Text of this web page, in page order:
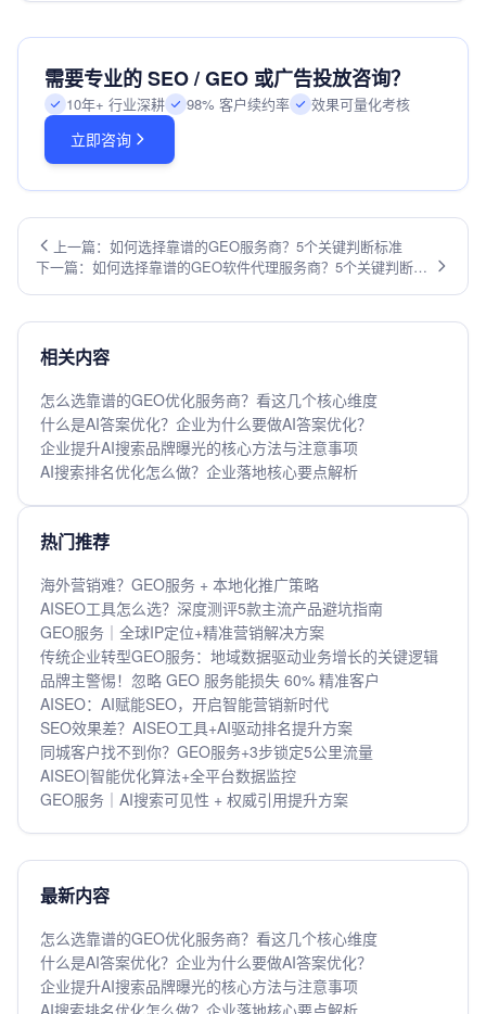
需要专业的 SEO / GEO 或广告投放咨询？
10年+ 行业深耕 98% 客户续约率 效果可量化考核
立即咨询
上一篇：如何选择靠谱的GEO服务商？5个关键判断标准
下一篇：如何选择靠谱的GEO软件代理服务商？5个关键判断标
相关内容
怎么选靠谱的GEO优化服务商？看这几个核心维度
什么是AI答案优化？企业为什么要做AI答案优化？
企业提升AI搜索品牌曝光的核心方法与注意事项
AI搜索排名优化怎么做？企业落地核心要点解析
热门推荐
海外营销难？GEO服务 + 本地化推广策略
AISEO工具怎么选？深度测评5款主流产品避坑指南
GEO服务｜全球IP定位+精准营销解决方案
传统企业转型GEO服务：地域数据驱动业务增长的关键逻辑
品牌主警惕！忽略 GEO 服务能损失 60% 精准客户
AISEO：AI赋能SEO，开启智能营销新时代
SEO效果差？AISEO工具+AI驱动排名提升方案
同城客户找不到你？GEO服务+3步锁定5公里流量
AISEO|智能优化算法+全平台数据监控
GEO服务｜AI搜索可见性 + 权威引用提升方案
最新内容
怎么选靠谱的GEO优化服务商？看这几个核心维度
什么是AI答案优化？企业为什么要做AI答案优化？
企业提升AI搜索品牌曝光的核心方法与注意事项
AI搜索排名优化怎么做？企业落地核心要点解析